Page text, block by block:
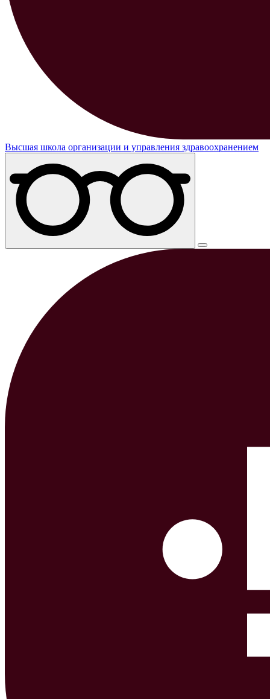
Высшая школа организации и управления здравоохранением